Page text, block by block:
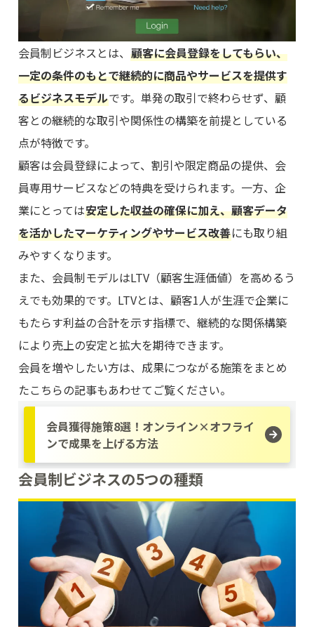
会員制ビジネスとは、顧客に会員登録をしてもらい、
一定の条件のもとで継続的に商品やサービスを提供す
るビジネスモデルです。単発の取引で終わらせず、顧
客との継続的な取引や関係性の構築を前提としている
点が特徴です。
顧客は会員登録によって、割引や限定商品の提供、会
員専用サービスなどの特典を受けられます。一方、企
業にとっては安定した収益の確保に加え、顧客データ
を活かしたマーケティングやサービス改善にも取り組
みやすくなります。
また、会員制モデルはLTV（顧客生涯価値）を高めるう
えでも効果的です。LTVとは、顧客1人が生涯で企業に
もたらす利益の合計を示す指標で、継続的な関係構築
により売上の安定と拡大を期待できます。
会員を増やしたい方は、成果につながる施策をまとめ
たこちらの記事もあわせてご覧ください。
会員獲得施策8選！オンライン×オフライ
ンで成果を上げる方法
会員制ビジネスの5つの種類